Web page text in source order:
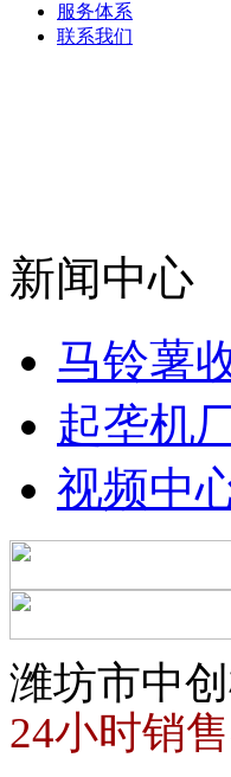
服务体系
联系我们
新闻中心
马铃薯
起垄机
视频中
潍坊市中
24小时销